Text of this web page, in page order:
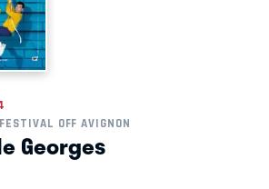
FESTIVAL OFF AVIGNON
Georges